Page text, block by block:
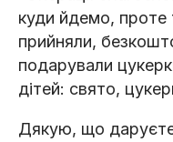
куди йдемо, проте
прийняли,
подарували
дітей: свято,
Дякую, що